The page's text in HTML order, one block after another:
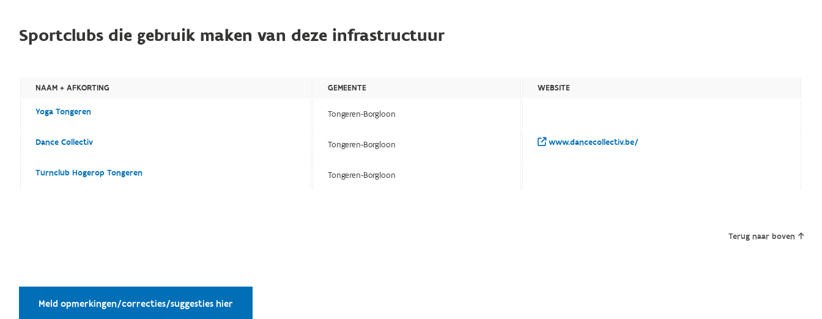
Sportclubs die gebruik maken van deze infrastructuur
NAAM + AFKORTING GEMEENTE WEBSITE
Yoga Tongeren Tongeren-Borgloon
Dance Collectiv Tongeren-Borgloon www.dancecollectiv.be/
Turnclub Hogerop Tongeren Tongeren-Borgloon
Terug naar boven
Meld opmerkingen/correcties/suggesties hier